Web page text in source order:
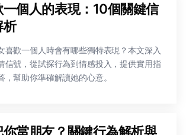
個人的表現：10個關鍵信
析
喜歡一個人時會有哪些獨特表現？本文深入
信號，從試探行為到情感投入，提供實用指
，幫助你準確解讀她的心意。
你當朋友？關鍵行為解析與